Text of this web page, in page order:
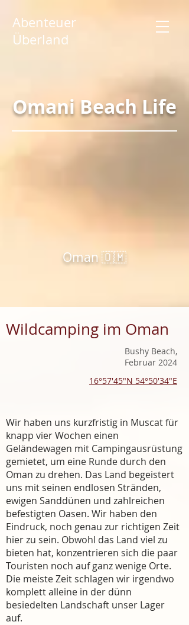
Abenteuer
Überland
Omani Beach Life
Oman 🇴🇲
Wildcamping im Oman
Bushy Beach,
Februar 2024
16°57′45″N 54°50′34″E
Wir haben uns kurzfristig in Muscat für
knapp vier Wochen einen
Geländewagen mit Campingausrüstung
gemietet, um eine Runde durch den
Oman zu drehen. Das Land begeistert
uns mit seinen endlosen Stränden,
ewigen Sanddünen und zahlreichen
befestigten Oasen. Wir haben den
Eindruck, noch genau zur richtigen Zeit
hier zu sein. Obwohl das Land viel zu
bieten hat, konzentrieren sich die paar
Touristen noch auf ganz wenige Orte.
Die meiste Zeit schlagen wir irgendwo
komplett alleine in der dünn
besiedelten Landschaft unser Lager
auf.